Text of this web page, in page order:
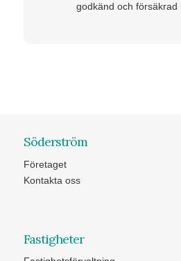
godkänd och försäkrad
Söderström
Företaget
Kontakta oss
Fastigheter